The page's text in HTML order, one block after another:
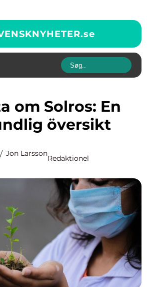
se
översikt
Jon Larsson
Redaktionel